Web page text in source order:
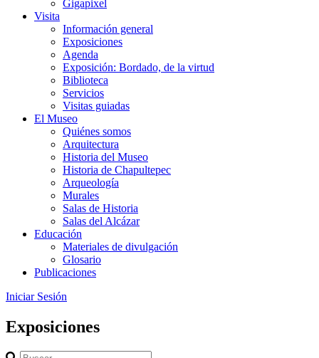
Gigapixel
Visita
Información general
Exposiciones
Agenda
Exposición: Bordado, de la virtud
Biblioteca
Servicios
Visitas guiadas
El Museo
Quiénes somos
Arquitectura
Historia del Museo
Historia de Chapultepec
Arqueología
Murales
Salas de Historia
Salas del Alcázar
Educación
Materiales de divulgación
Glosario
Publicaciones
Iniciar Sesión
Exposiciones